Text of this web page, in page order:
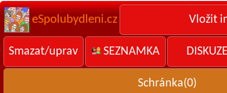
eSpolubydleni.cz Vložit
Smazat/uprav SEZNAMKA
Schránka(0)